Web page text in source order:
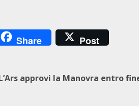
Share Post
approvi la Manovra entro